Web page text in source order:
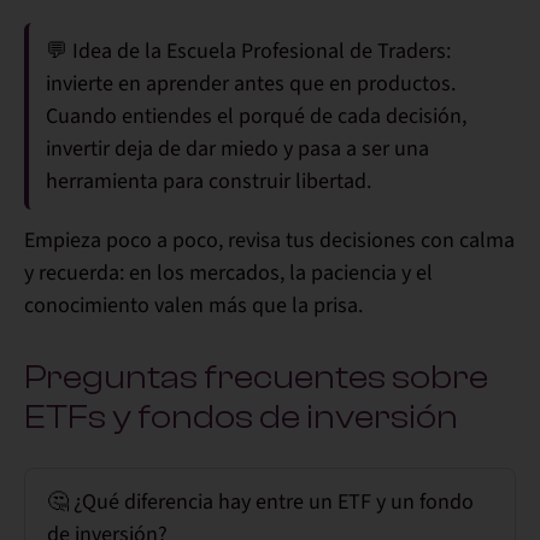
💬 Idea de la Escuela Profesional de Traders:
invierte en aprender antes que en productos.
Cuando entiendes el porqué de cada decisión,
invertir deja de dar miedo y pasa a ser una
herramienta para construir libertad.
Empieza poco a poco, revisa tus decisiones con calma
y recuerda: en los mercados, la paciencia y el
conocimiento valen más que la prisa.
Preguntas frecuentes sobre
ETFs y fondos de inversión
🤔 ¿Qué diferencia hay entre un ETF y un fondo